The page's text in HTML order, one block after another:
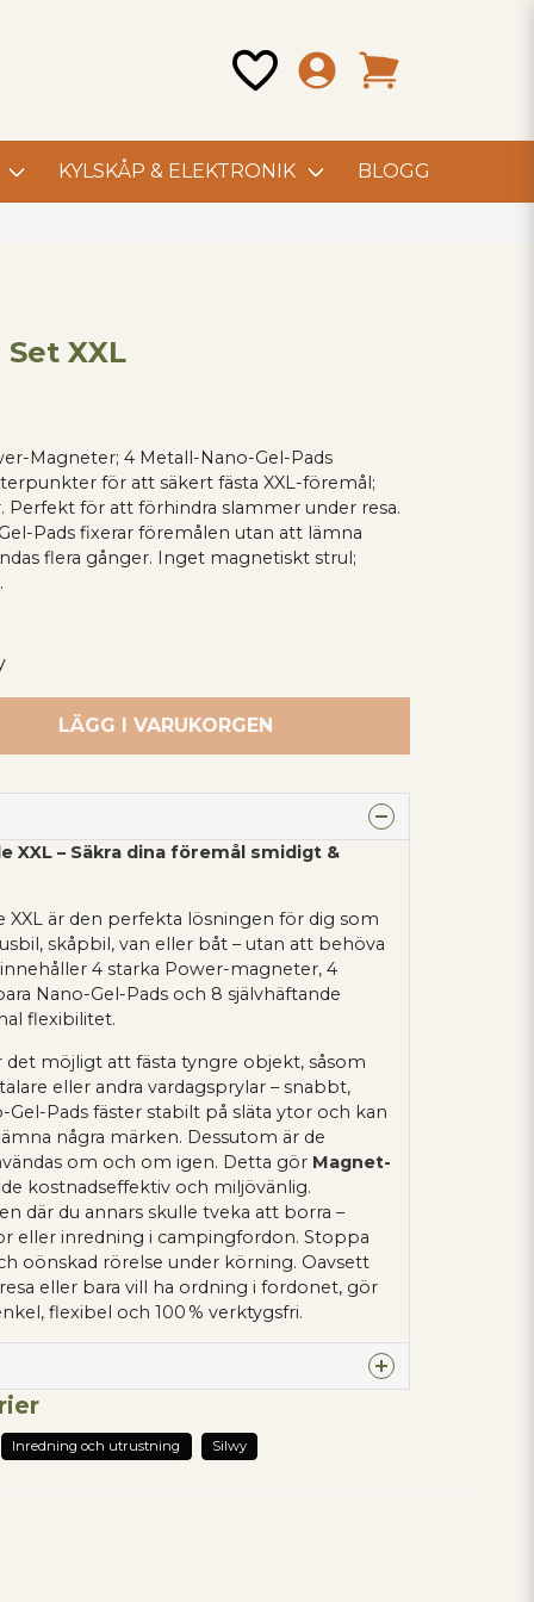
KYLSKÅP & ELEKTRONIK BLOGG
XXL
Magneter; 4 Metall-Nano-Gel-Pads
för att säkert fästa XXL-föremål;
Perfekt för att förhindra slammer under resa.
Pads fixerar föremålen utan att lämna
flera gånger. Inget magnetiskt strul;
LÄGG I VARUKORGEN
XXL – Säkra dina föremål smidigt &
XXL är den perfekta lösningen för dig som
skåpbil, van eller båt – utan att behöva
4 starka Power-magneter, 4
Nano-Gel-Pads och 8 självhäftande
flexibilitet.
möjligt att fästa tyngre objekt, såsom
eller andra vardagsprylar – snabbt,
Pads fäster stabilt på släta ytor och kan
några märken. Dessutom är de
om och om igen. Detta gör Magnet-
kostnadseffektiv och miljövänlig.
där du annars skulle tveka att borra –
eller inredning i campingfordon. Stoppa
oönskad rörelse under körning. Oavsett
eller bara vill ha ordning i fordonet, gör
flexibel och 100 % verktygsfri.
produkten...
Inredning och utrustning Silwy